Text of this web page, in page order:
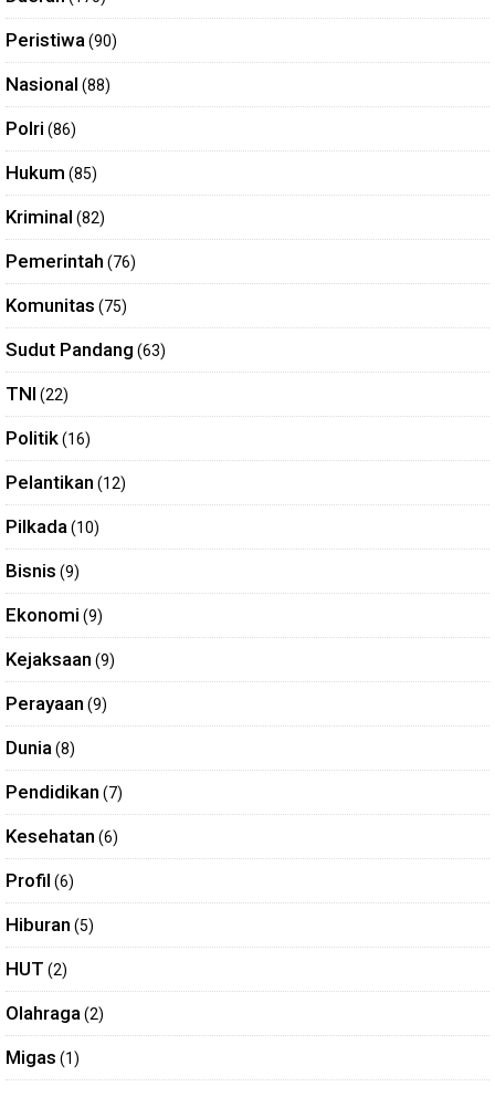
Peristiwa(90)
Nasional (88)
Polri (86)
Hukum (85)
Kriminal (82)
Pemerintah (76)
Komunitas (75)
Sudut Pandang (63)
TNI (22)
Politik(16)
Pelantikan (12)
Pilkada(10)
Bisnis (9)
Ekonomi (9)
Kejaksaan (9)
Perayaan (9)
Dunia(8)
Pendidikan (7)
Kesehatan (6)
Profil (6)
Hiburan (5)
HUT (2)
Olahraga(2)
Migas (1)